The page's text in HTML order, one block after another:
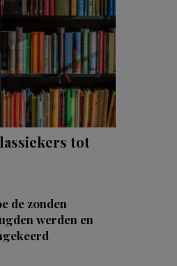
tot
de zonden
werden en